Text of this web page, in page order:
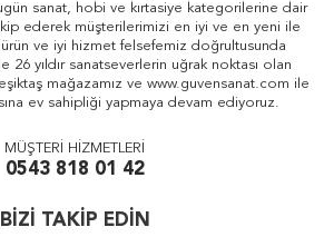
sanat, hobi ve kırtasiye kategorilerine dair
ederek müşterilerimizi en iyi ve en yeni ile
ve iyi hizmet felsefemiz doğrultusunda
26 yıldır sanatseverlerin uğrak noktası olan
mağazamız ve www.guvensanat.com ile
ev sahipliği yapmaya devam ediyoruz.
MÜŞTERİ HİZMETLERİ
0543 818 01 42
BİZİ TAKİP EDİN